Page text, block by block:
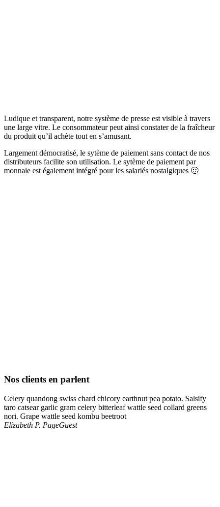
Ludique et transparent, notre système de presse est visible à travers
une large vitre. Le consommateur peut ainsi constater de la fraîcheur
du produit qu’il achète tout en s’amusant.
Largement démocratisé, le sytème de paiement sans contact de nos
distributeurs facilite son utilisation. Le sytème de paiement par
monnaie est également intégré pour les salariés nostalgiques 🙂
Nos clients en parlent
Celery quandong swiss chard chicory earthnut pea potato. Salsify
taro catsear garlic gram celery bitterleaf wattle seed collard greens
nori. Grape wattle seed kombu beetroot
Elizabeth P. PageGuest